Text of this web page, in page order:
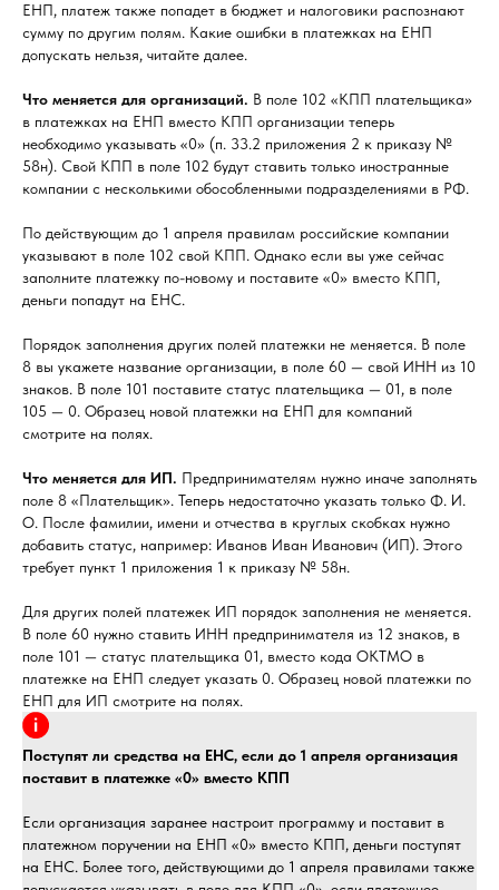
ЕНП, платеж также попадет в бюджет и налоговики распознают
сумму по другим полям. Какие ошибки в платежках на ЕНП
допускать нельзя, читайте далее.
Что меняется для организаций. В поле 102 «КПП плательщика»
в платежках на ЕНП вместо КПП организации теперь
необходимо указывать «0» (п. 33.2 приложения 2 к приказу №
58н). Свой КПП в поле 102 будут ставить только иностранные
компании с несколькими обособленными подразделениями в РФ.
По действующим до 1 апреля правилам российские компании
указывают в поле 102 свой КПП. Однако если вы уже сейчас
заполните платежку по-новому и поставите «0» вместо КПП,
деньги попадут на ЕНС.
Порядок заполнения других полей платежки не меняется. В поле
8 вы укажете название организации, в поле 60 — свой ИНН из 10
знаков. В поле 101 поставите статус плательщика — 01, в поле
105 — 0. Образец новой платежки на ЕНП для компаний
смотрите на полях.
Что меняется для ИП. Предпринимателям нужно иначе заполнять
поле 8 «Плательщик». Теперь недостаточно указать только Ф. И.
О. После фамилии, имени и отчества в круглых скобках нужно
добавить статус, например: Иванов Иван Иванович (ИП). Этого
требует пункт 1 приложения 1 к приказу № 58н.
Для других полей платежек ИП порядок заполнения не меняется.
В поле 60 нужно ставить ИНН предпринимателя из 12 знаков, в
поле 101 — статус плательщика 01, вместо кода ОКТМО в
платежке на ЕНП следует указать 0. Образец новой платежки по
ЕНП для ИП смотрите на полях.
Поступят ли средства на ЕНС, если до 1 апреля организация
поставит в платежке «0» вместо КПП
Если организация заранее настроит программу и поставит в
платежном поручении на ЕНП «0» вместо КПП, деньги поступят
на ЕНС. Более того, действующими до 1 апреля правилами также